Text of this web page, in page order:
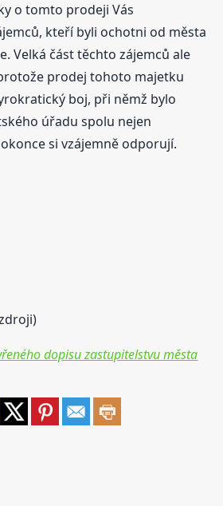
o tomto prodeji Vás
kteří byli ochotni od města
Velká část těchto zájemců ale
prodej tohoto majetku
boj, při němž bylo
úřadu spolu nejen
si vzájemně odporují.
dopisu zastupitelstvu města